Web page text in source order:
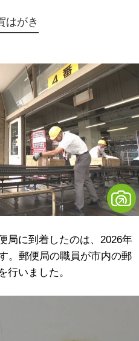
はがき
局に到着したのは、2026年
。郵便局の職員が市内の郵
行いました。